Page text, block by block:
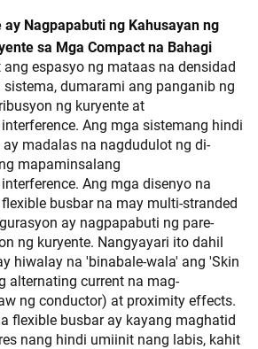
Nagpapabuti ng Kahusayan ng
sa Mga Compact na Bahagi
espasyo ng mataas na densidad
dumarami ang panganib ng
ng kuryente at
Ang mga sistemang hindi
madalas na nagdudulot ng di-
mapaminsalang
Ang mga disenyo na
busbar na may multi-stranded
ay nagpapabuti ng pare-
ng kuryente. Nangyayari ito dahil
hiwalay na 'binabale-wala' ang 'Skin
alternating current na mag-
ng conductor) at proximity effects.
flexible busbar ay kayang maghatid
nang hindi umiinit nang labis, kahit